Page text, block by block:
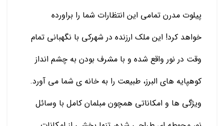
پیلوت مدرن تمامی این انتظارات شما را براورده
خواهد کرد! این ملک ارزنده در شهرکی با نگهبانی تمام
وقت در نور واقع شده و با مشرف بودن به چشم انداز
کوهپایه های البرز، طبیعت را به خانه ی شما می آورد.
ویژگی ها و امکاناتی همچون مبلمان کامل با وسائل